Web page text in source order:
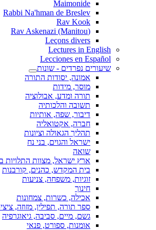
Maimonide
Rabbi Na'hman de Breslev
Rav Kook
(Rav Askenazi (Manitou
Leçons divers
Lectures in English
Lecciones en Español
שיעורים נפרדים - שונות
אמונה, יסודות התורה
מוסר, מידות
תורה ומדע, אבולוציה
תשובה והלכותיה
דיבור, שפה, אותיות
חברה, אקטואליה
תהליך הגאולה וציונות
ישראל והגוים, בני נח
שואה
ארץ ישראל, מצוות התלויות
בית המקדש, כהנים, קורבנות
זוגיות, משפחה, צניעות
חינוך
אכילה, כשרות, צמחונות
ספר תורה, תפילין, מזוזה,
גשם, מיים, סביבה, גיאוגרפיה
אומנות, ספורט, פנאי